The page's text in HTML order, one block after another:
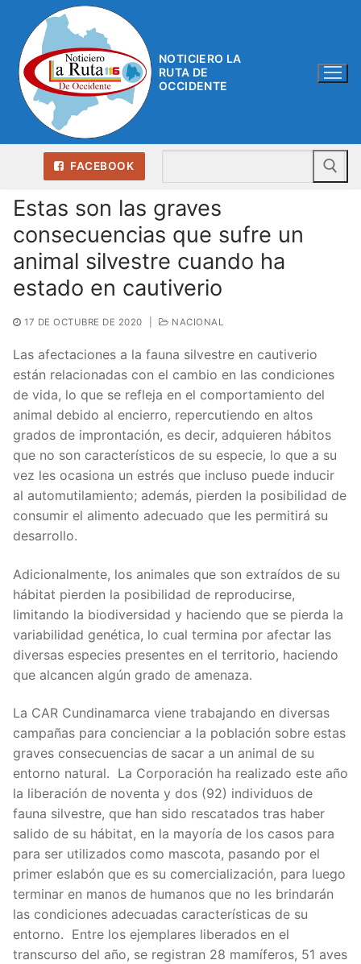
contenido
NOTICIERO LA
RUTA DE
OCCIDENTE
FACEBOOK
Estas son las graves
consecuencias que sufre un
animal silvestre cuando ha
estado en cautiverio
17 DE OCTUBRE DE 2020 NACIONAL
Las afectaciones a la fauna silvestre en cautiverio
están relacionadas con el cambio en las condiciones
de vida, lo que se refleja en el comportamiento del
animal debido al encierro, repercutiendo en altos
grados de improntación, es decir, adquieren hábitos
que no son característicos de su especie, lo que a su
vez les ocasiona un estrés que incluso puede inducir
al automutilamiento; además, pierden la posibilidad de
consumir el alimento adecuado que les permitirá su
desarrollo.
Adicionalmente, los animales que son extraídos de su
hábitat pierden la posibilidad de reproducirse,
limitando la biodiversidad y haciendo que se pierda la
variabilidad genética, lo cual termina por afectar las
diversas especies presentes en el territorio, haciendo
que alcancen algún grado de amenaza.
La CAR Cundinamarca viene trabajando en diversas
campañas para concienciar a la población sobre estas
graves consecuencias de sacar a un animal de su
entorno natural. La Corporación ha realizado este año
la liberación de noventa y dos (92) individuos de
fauna silvestre, que han sido rescatados tras haber
salido de su hábitat, en la mayoría de los casos para
para ser utilizados como mascota, pasando por el
primer eslabón que es su comercialización, para luego
terminar en manos de humanos que no les brindarán
las condiciones adecuadas características de su
entorno. Entre los ejemplares liberados en el
transcurso del año, se registran 28 mamíferos, 51 aves